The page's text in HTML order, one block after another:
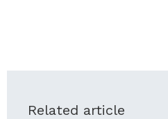
Related article